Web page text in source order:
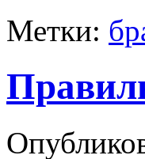
Метки: